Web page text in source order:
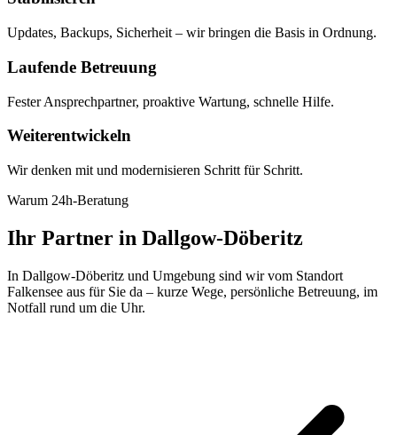
Updates, Backups, Sicherheit – wir bringen die Basis in Ordnung.
Laufende Betreuung
Fester Ansprechpartner, proaktive Wartung, schnelle Hilfe.
Weiterentwickeln
Wir denken mit und modernisieren Schritt für Schritt.
Warum 24h-Beratung
Ihr Partner in Dallgow-Döberitz
In Dallgow-Döberitz und Umgebung sind wir vom Standort
Falkensee aus für Sie da – kurze Wege, persönliche Betreuung, im
Notfall rund um die Uhr.